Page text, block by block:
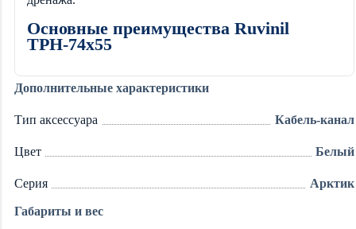
Основные преимущества Ruvinil
ТРН-74х55
Дополнительные характеристики
Тип аксессуара Кабель-канал
Цвет Белый
Серия Арктик
Габариты и вес